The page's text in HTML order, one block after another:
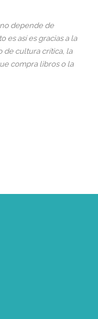
depende de
es así es gracias a la
de cultura crítica, la
compra libros o la